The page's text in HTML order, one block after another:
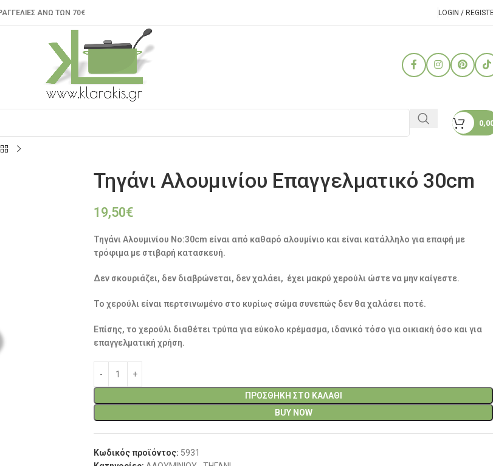
ΑΝΩ ΤΩΝ 70€ LOGIN /
Τηγάνι Αλουμινίου Επαγγελματικό 30cm
19,50€
Τηγάνι Αλουμινίου No:30cm είναι από καθαρό αλουμίνιο και είναι κατάλληλο για επαφή με
τρόφιμα με στιβαρή κατασκευή.
Δεν σκουριάζει, δεν διαβρώνεται, δεν χαλάει, έχει μακρύ χερούλι ώστε να μην καίγεστε.
Το χερούλι είναι περτσινωμένο στο κυρίως σώμα συνεπώς δεν θα χαλάσει ποτέ.
Επίσης, το χερούλι διαθέτει τρύπα για εύκολο κρέμασμα, ιδανικό τόσο για οικιακή όσο και για
επαγγελματική χρήση.
ΠΡΟΣΘΉΚΗ ΣΤΟ ΚΑΛΆΘΙ
BUY NOW
Κωδικός προϊόντος: 5931